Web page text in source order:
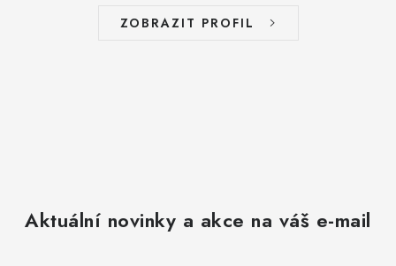
ZOBRAZIT PROFIL
Aktuální novinky a akce na váš e-mail